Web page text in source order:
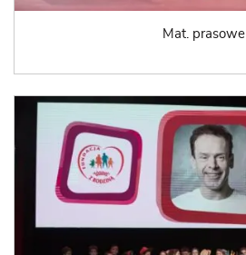
Mat. prasowe